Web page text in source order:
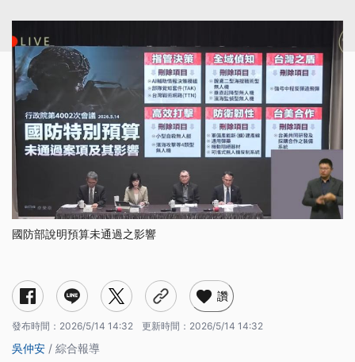
國防部說明預算未通過之影響
讚
發布時間： 2026/5/14 14:32 更新時間： 2026/5/14 14:32
吳仲安 / 綜合報導